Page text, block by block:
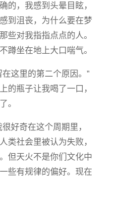
的，我感到头晕目眩，
到沮丧，为什么要在梦
些对我指指点点的人。
蹲坐在地上大口喘气。
这里的第二个原因。”
的瓶子让我喝了一口，
。
好奇在这个周期里，
类社会里被认为失败，
但天火不是你们文化中
些有规律的偏好。现在